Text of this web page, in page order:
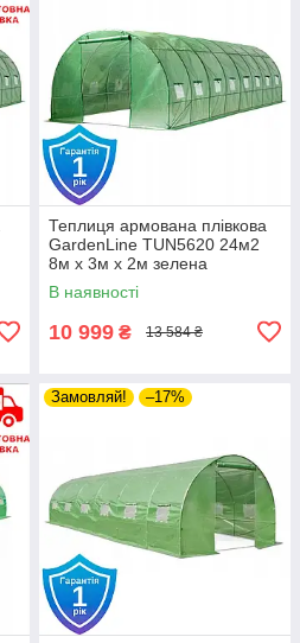
Теплиця армована плівкова
GardenLine TUN5620 24м2
8м х 3м х 2м зелена
В наявності
10 999 ₴ 13 584 ₴
Замовляй! –17%